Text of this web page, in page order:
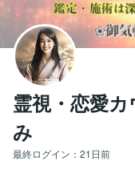
霊視・恋愛
み
最終ログイン： 21日前